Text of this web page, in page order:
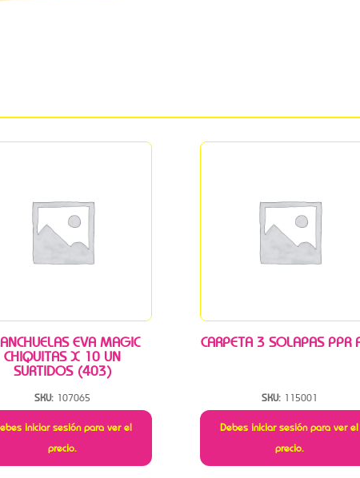
EVA MAGIC
CHIQUITAS X 10 UN
SURTIDOS (403)
SKU: 107065
iniciar sesión para ver el
precio.
CARPETA 3 SOLAPAS PPR
SKU: 115001
Debes iniciar sesión para ver el
precio.